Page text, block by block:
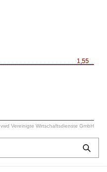
1,55
1,55
vwd Vereinigte Wirtschaftsdienste GmbH